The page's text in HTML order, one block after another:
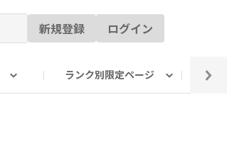
新規登録 ログイン
ランク別限定ページ